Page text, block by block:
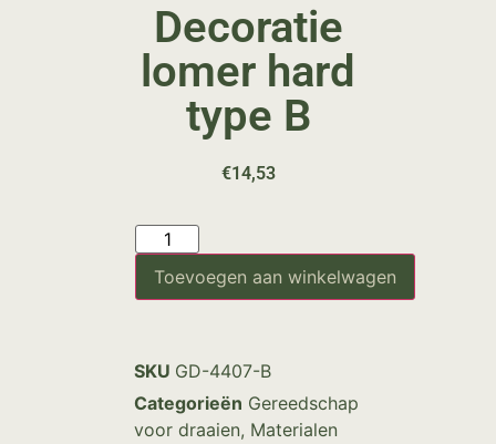
Decoratie
lomer hard
type B
€14,53
Toevoegen aan winkelwagen
SKU GD-4407-B
Categorieën Gereedschap
voor draaien, Materialen